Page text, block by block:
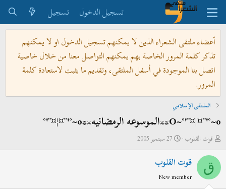
تسجيل الدخول
تسجيل
أعضاء ملتقى الشعراء الذين لا يمكنهم تسجيل الدخول او لا يمكنهم
تذكر كلمة المرور الخاصة بهم يمكنهم التواصل معنا من خلال خاصية
اتصل بنا الموجودة في أسفل الملتقى، وتقديم ما يثبت لاستعادة كلمة
المرور.
الملتقى الإسلامي
O~°'¨¤¦¤¨'°~o**الموسوعه الرمضانيه**o~°'¨¤¦¤¨'°
ب
د
ئ
قوت القلوب
ت
ر
27 سبتمبر 2005
ق قوت القلوب
New member